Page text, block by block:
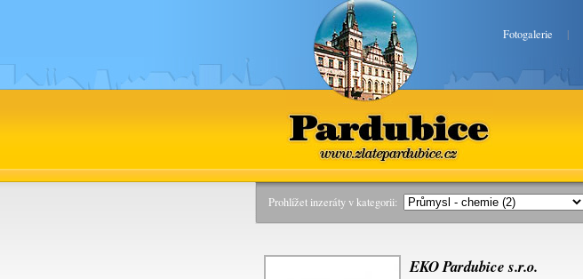
Fotogalerie |
Pardubice
www.zlatepardubice.cz
Prohlížet inzeráty v kategorii:
EKO Pardubice s.r.o.